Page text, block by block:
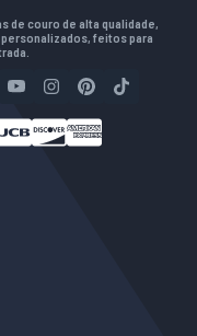
de couro de alta qualidade,
feitos para